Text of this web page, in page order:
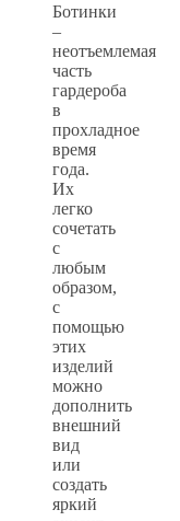
Ботинки
–
неотъемлемая
часть
гардероба
в
прохладное
время
года.
Их
легко
сочетать
с
любым
образом,
с
помощью
этих
изделий
можно
дополнить
внешний
вид
или
создать
яркий